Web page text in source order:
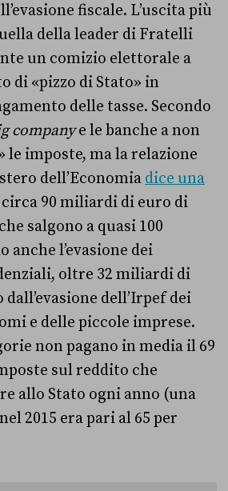
fiscale. L’uscita più
della leader di Fratelli
un comizio elettorale a
di «pizzo di Stato» in
delle tasse. Secondo
companye le banche a non
le imposte, ma la relazione
dell’Economia dice una
circa 90 miliardi di euro di
salgono a quasi 100
l’evasione dei
oltre 32 miliardi di
dell’Irpef dei
e delle piccole imprese.
non pagano in media il 69
sul reddito che
allo Stato ogni anno (una
2015 era pari al 65 per